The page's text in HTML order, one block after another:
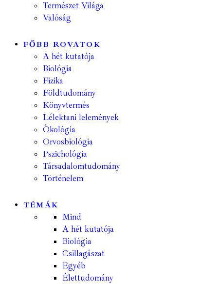
Természet Világa
Valóság
FŐBB ROVATOK
A hét kutatója
Biológia
Fizika
Földtudomány
Könyvtermés
Lélektani lelemények
Ökológia
Orvosbiológia
Pszichológia
Társadalomtudomány
Történelem
TÉMÁK
Mind
A hét kutatója
Biológia
Csillagászat
Egyéb
Élettudomány